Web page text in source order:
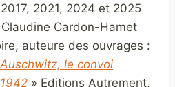
2021, 2024 et 2025
Cardon-Hamet
auteure des ouvrages :
le convoi
» Editions Autrement,